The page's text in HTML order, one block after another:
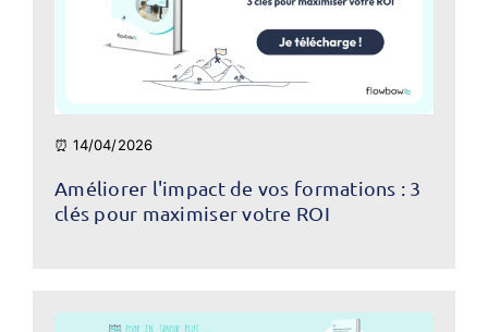
⏰ 14/04/2026
Améliorer l'impact de vos formations : 3
clés pour maximiser votre ROI